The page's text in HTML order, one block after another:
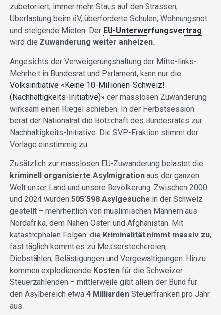
zubetoniert, immer mehr Staus auf den Strassen,
Überlastung beim öV, überforderte Schulen, Wohnungsnot
und steigende Mieten. Der EU-Unterwerfungsvertrag
wird die Zuwanderung weiter anheizen.
Angesichts der Verweigerungshaltung der Mitte-links-
Mehrheit in Bundesrat und Parlament, kann nur die
Volksinitiative «Keine 10-Millionen-Schweiz!
(Nachhaltigkeits-Initiative)» der masslosen Zuwanderung
wirksam einen Riegel schieben. In der Herbstsession
berät der Nationalrat die Botschaft des Bundesrates zur
Nachhaltigkeits-Initiative. Die SVP-Fraktion stimmt der
Vorlage einstimmig zu.
Zusätzlich zur masslosen EU-Zuwanderung belastet die
kriminell organisierte Asylmigration aus der ganzen
Welt unser Land und unsere Bevölkerung: Zwischen 2000
und 2024 wurden 505’598 Asylgesuche in der Schweiz
gestellt – mehrheitlich von muslimischen Männern aus
Nordafrika, dem Nahen Osten und Afghanistan. Mit
katastrophalen Folgen: die Kriminalität nimmt massiv zu,
fast täglich kommt es zu Messerstechereien,
Diebstählen, Belästigungen und Vergewaltigungen. Hinzu
kommen explodierende Kosten für die Schweizer
Steuerzahlenden – mittlerweile gibt allein der Bund für
den Asylbereich etwa 4 Milliarden Steuerfranken pro Jahr
aus.